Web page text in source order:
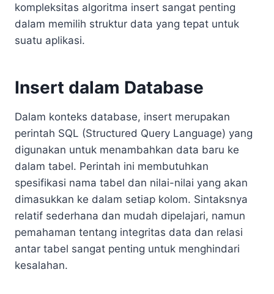
kompleksitas algoritma insert sangat penting
dalam memilih struktur data yang tepat untuk
suatu aplikasi.
Insert dalam Database
Dalam konteks database, insert merupakan
perintah SQL (Structured Query Language) yang
digunakan untuk menambahkan data baru ke
dalam tabel. Perintah ini membutuhkan
spesifikasi nama tabel dan nilai-nilai yang akan
dimasukkan ke dalam setiap kolom. Sintaksnya
relatif sederhana dan mudah dipelajari, namun
pemahaman tentang integritas data dan relasi
antar tabel sangat penting untuk menghindari
kesalahan.